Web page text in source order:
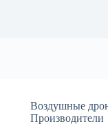
Воздушные
Производители